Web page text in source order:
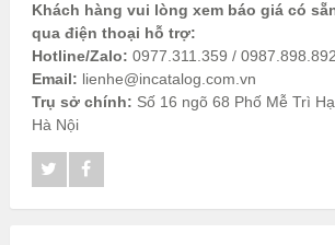
Khách hàng vui lòng xem báo giá có
qua điện thoại hỗ trợ:
Hotline/Zalo: 0977.311.359 / 0987.898.892
Email: lienhe@incatalog.com.vn
Trụ sở chính: Số 16 ngõ 68 Phố Mễ Trì
Hà Nội